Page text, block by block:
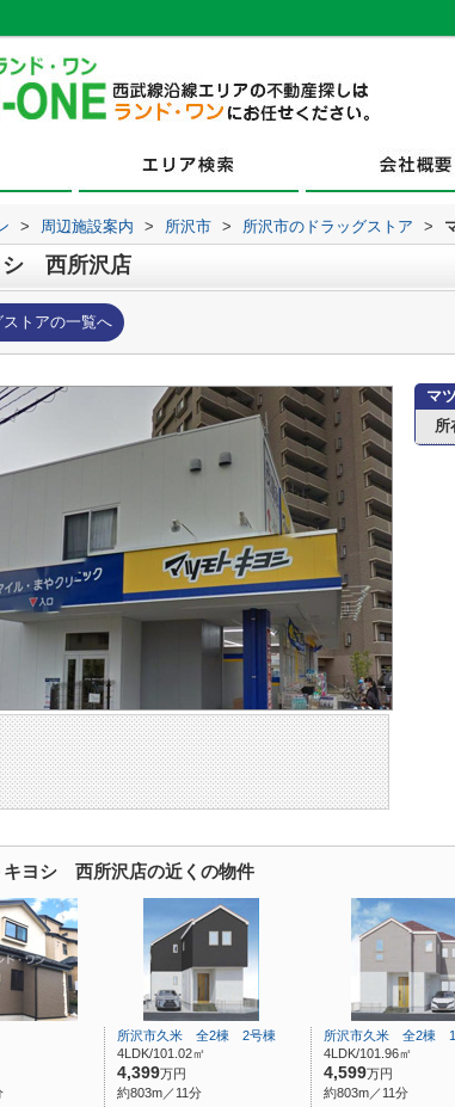
> 周辺施設案内 > 所沢市 > 所沢市のドラッグストア >
シ 西所沢店
トアの一覧へ
マ
所
キヨシ 西所沢店の近くの物件
所沢市久米 全2棟 2号棟
4LDK/101.02㎡
4,399万円
約803m／11分
所沢市久米 全2棟 1
4LDK/101.96㎡
4,599万円
約803m／11分